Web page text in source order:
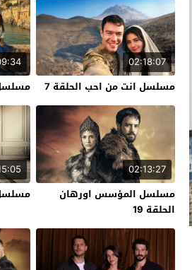
02:18:07
مسلسل انت من احب الحلقة 7
مسلسل
02:13:27
مسلسل المؤسس اورهان
الحلقة 19
مسلسل